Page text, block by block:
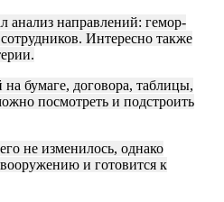
анализ направлений: гемор-
Интересно также
бумаге, договора, таблицы,
посмотреть и подстроить
не изменилось, однако
и готовится к